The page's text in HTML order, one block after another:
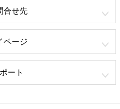
合せ先
ページ
ート